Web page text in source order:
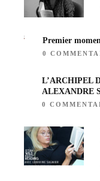
Premier
0
L’ARCHIPEL
ALEXANDRE
0